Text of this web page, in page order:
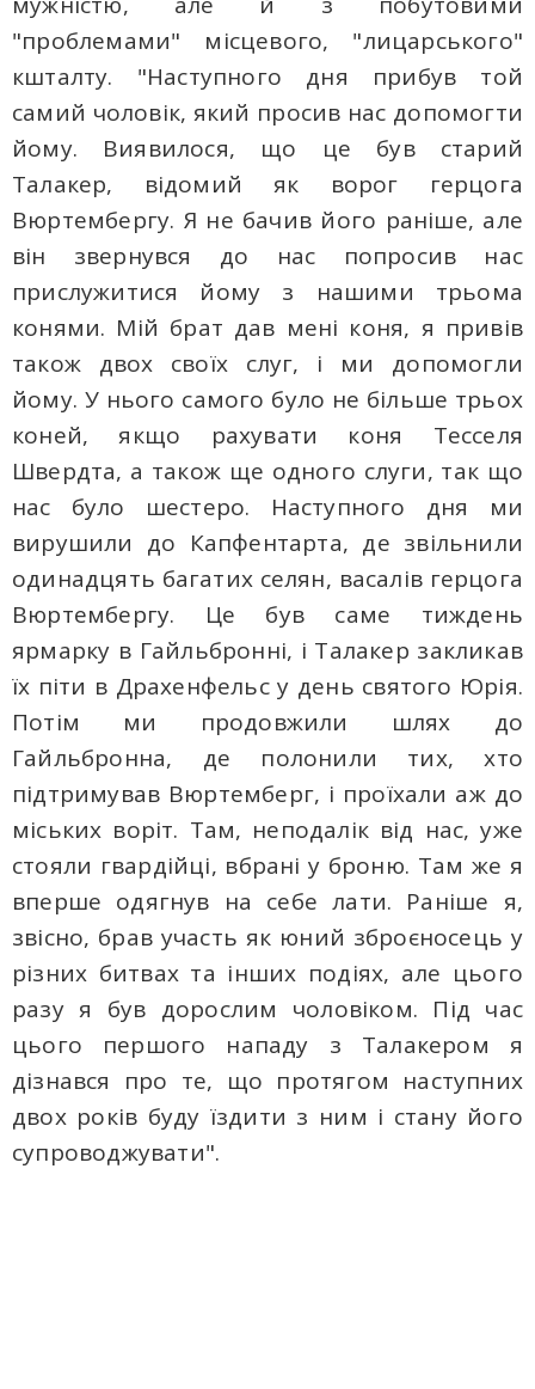
"проблемами" місцевого, "лицарського"
кшталту. "Наступного дня прибув той
самий чоловік, який просив нас допомогти
йому. Виявилося, що це був старий
Талакер, відомий як ворог герцога
Вюртембергу. Я не бачив його раніше, але
він звернувся до нас попросив нас
прислужитися йому з нашими трьома
конями. Мій брат дав мені коня, я привів
також двох своїх слуг, і ми допомогли
йому. У нього самого було не більше трьох
коней, якщо рахувати коня Тесселя
Швердта, а також ще одного слуги, так що
нас було шестеро. Наступного дня ми
вирушили до Капфентарта, де звільнили
одинадцять багатих селян, васалів герцога
Вюртембергу. Це був саме тиждень
ярмарку в Гайльбронні, і Талакер закликав
їх піти в Драхенфельс у день святого Юрія.
Потім ми продовжили шлях до
Гайльбронна, де полонили тих, хто
підтримував Вюртемберг, і проїхали аж до
міських воріт. Там, неподалік від нас, уже
стояли гвардійці, вбрані у броню. Там же я
вперше одягнув на себе лати. Раніше я,
звісно, брав участь як юний зброєносець у
різних битвах та інших подіях, але цього
разу я був дорослим чоловіком. Під час
цього першого нападу з Талакером я
дізнався про те, що протягом наступних
двох років буду їздити з ним і стану його
супроводжувати".